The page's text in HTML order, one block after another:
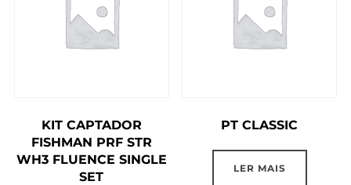
KIT CAPTADOR
FISHMAN PRF STR
WH3 FLUENCE SINGLE
SET
PT CLASSIC
LER MAIS